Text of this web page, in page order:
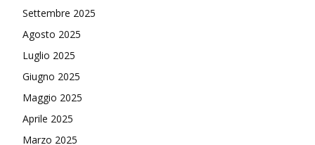
Settembre 2025
Agosto 2025
Luglio 2025
Giugno 2025
Maggio 2025
Aprile 2025
Marzo 2025